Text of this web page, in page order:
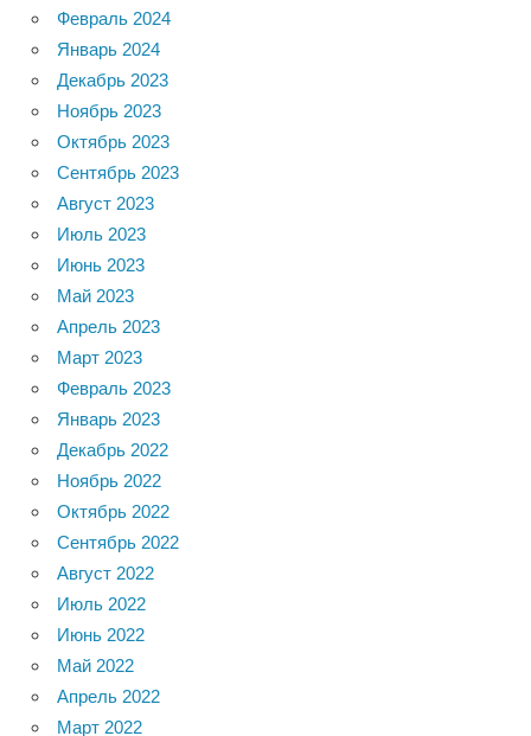
Февраль 2024
Январь 2024
Декабрь 2023
Ноябрь 2023
Октябрь 2023
Сентябрь 2023
Август 2023
Июль 2023
Июнь 2023
Май 2023
Апрель 2023
Март 2023
Февраль 2023
Январь 2023
Декабрь 2022
Ноябрь 2022
Октябрь 2022
Сентябрь 2022
Август 2022
Июль 2022
Июнь 2022
Май 2022
Апрель 2022
Март 2022